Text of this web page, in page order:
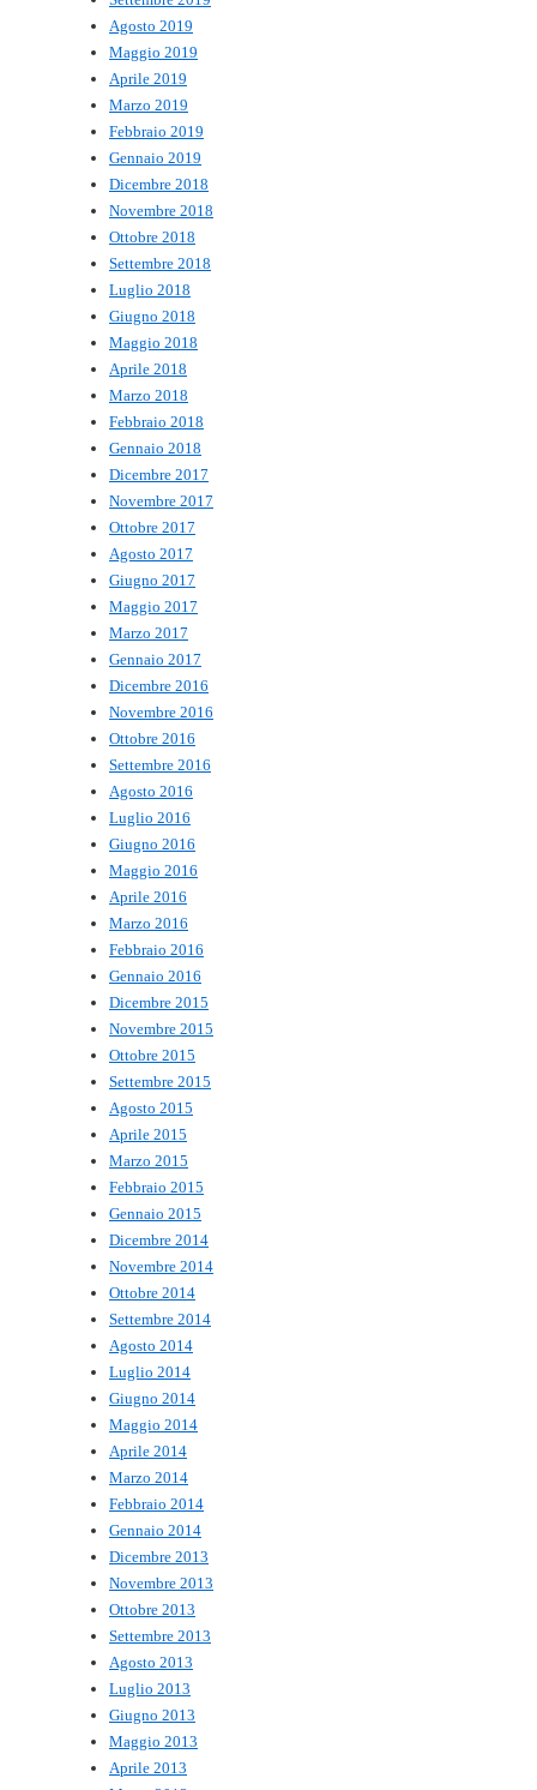
Agosto 2019
Maggio 2019
Aprile 2019
Marzo 2019
Febbraio 2019
Gennaio 2019
Dicembre 2018
Novembre 2018
Ottobre 2018
Settembre 2018
Luglio 2018
Giugno 2018
Maggio 2018
Aprile 2018
Marzo 2018
Febbraio 2018
Gennaio 2018
Dicembre 2017
Novembre 2017
Ottobre 2017
Agosto 2017
Giugno 2017
Maggio 2017
Marzo 2017
Gennaio 2017
Dicembre 2016
Novembre 2016
Ottobre 2016
Settembre 2016
Agosto 2016
Luglio 2016
Giugno 2016
Maggio 2016
Aprile 2016
Marzo 2016
Febbraio 2016
Gennaio 2016
Dicembre 2015
Novembre 2015
Ottobre 2015
Settembre 2015
Agosto 2015
Aprile 2015
Marzo 2015
Febbraio 2015
Gennaio 2015
Dicembre 2014
Novembre 2014
Ottobre 2014
Settembre 2014
Agosto 2014
Luglio 2014
Giugno 2014
Maggio 2014
Aprile 2014
Marzo 2014
Febbraio 2014
Gennaio 2014
Dicembre 2013
Novembre 2013
Ottobre 2013
Settembre 2013
Agosto 2013
Luglio 2013
Giugno 2013
Maggio 2013
Aprile 2013